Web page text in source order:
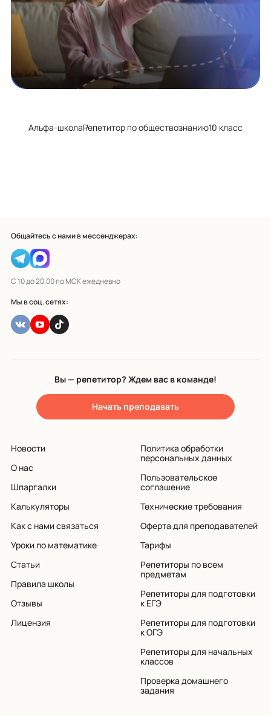
Альфа-школаРепетитор по обществознанию10 класс
Общайтесь с нами в мессенджерах:
С 10 до 20.00 по МСК ежедневно
Мы в соц. сетях:
Вы — репетитор? Ждем вас в команде!
Начать преподавать
Новости
О нас
Шпаргалки
Калькуляторы
Как с нами связаться
Уроки по математике
Статьи
Правила школы
Отзывы
Лицензия
Политика обработки
персональных данных
Пользовательское
соглашение
Технические требования
Оферта для преподавателей
Тарифы
Репетиторы по всем
предметам
Репетиторы для подготовки
к ЕГЭ
Репетиторы для подготовки
к ОГЭ
Репетиторы для начальных
классов
Проверка домашнего
задания